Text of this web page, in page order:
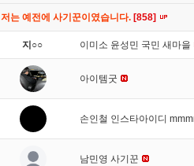
저는 예전에 사기꾼이였습니다. [858]
지○○ 이미소 윤성민 국민 새마을
아이템굿
손인철 인스타아이디
남민영 사기꾼